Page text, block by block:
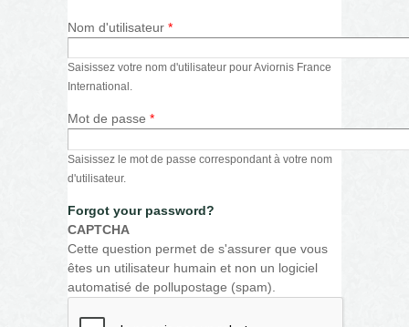
Nom d'utilisateur *
Saisissez votre nom d'utilisateur pour Aviornis France
International.
Mot de passe *
Saisissez le mot de passe correspondant à votre nom
d'utilisateur.
Forgot your password?
CAPTCHA
Cette question permet de s'assurer que vous
êtes un utilisateur humain et non un logiciel
automatisé de pollupostage (spam).